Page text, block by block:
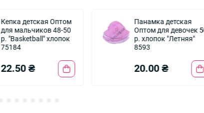
Кепка детская Оптом
для мальчиков 48-50
р. "Basketball" хлопок
75184
22.50 ₴
Панамка детская
Оптом для девочек
р. хлопок "Летняя"
8593
20.00 ₴